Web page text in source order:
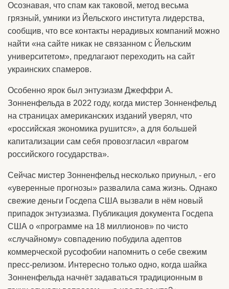
Осознавая, что спам как таковой, метод весьма
грязный, умники из Йельского института лидерства,
сообщив, что все контакты нерадивых компаний можно
найти «на сайте никак не связанном с Йельским
университетом», предлагают переходить на сайт
украинских спамеров.
Особенно ярок был энтузиазм Джеффри А.
Зонненфельда в 2022 году, когда мистер Зонненфельд
на страницах американских изданий уверял, что
«российская экономика рушится», а для большей
капитализации сам себя провозгласил «врагом
российского государства».
Сейчас мистер Зонненфельд несколько приуныл, - его
«уверенные прогнозы» развалила сама жизнь. Однако
свежие деньги Госдепа США вызвали в нём новый
припадок энтузиазма. Публикация документа Госдепа
США о «программе на 18 миллионов» по чисто
«случайному» совпадению побудила адептов
коммерческой русофобии напомнить о себе свежим
пресс-релизом. Интересно только одно, когда шайка
Зонненфельда начнёт задаваться традиционным в